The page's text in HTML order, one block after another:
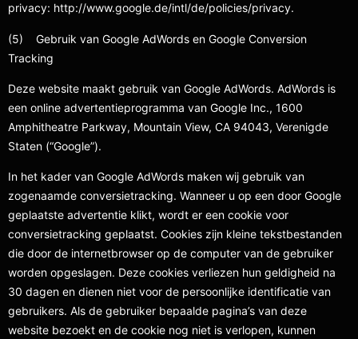
privacy: http://www.google.de/intl/de/policies/privacy.
(5) Gebruik van Google AdWords en Google Conversion
Tracking
Deze website maakt gebruik van Google AdWords. AdWords is
een online advertentieprogramma van Google Inc., 1600
Amphitheatre Parkway, Mountain View, CA 94043, Verenigde
Staten (“Google”).
In het kader van Google AdWords maken wij gebruik van
zogenaamde conversietracking. Wanneer u op een door Google
geplaatste advertentie klikt, wordt er een cookie voor
conversietracking geplaatst. Cookies zijn kleine tekstbestanden
die door de internetbrowser op de computer van de gebruiker
worden opgeslagen. Deze cookies verliezen hun geldigheid na
30 dagen en dienen niet voor de persoonlijke identificatie van
gebruikers. Als de gebruiker bepaalde pagina’s van deze
website bezoekt en de cookie nog niet is verlopen, kunnen